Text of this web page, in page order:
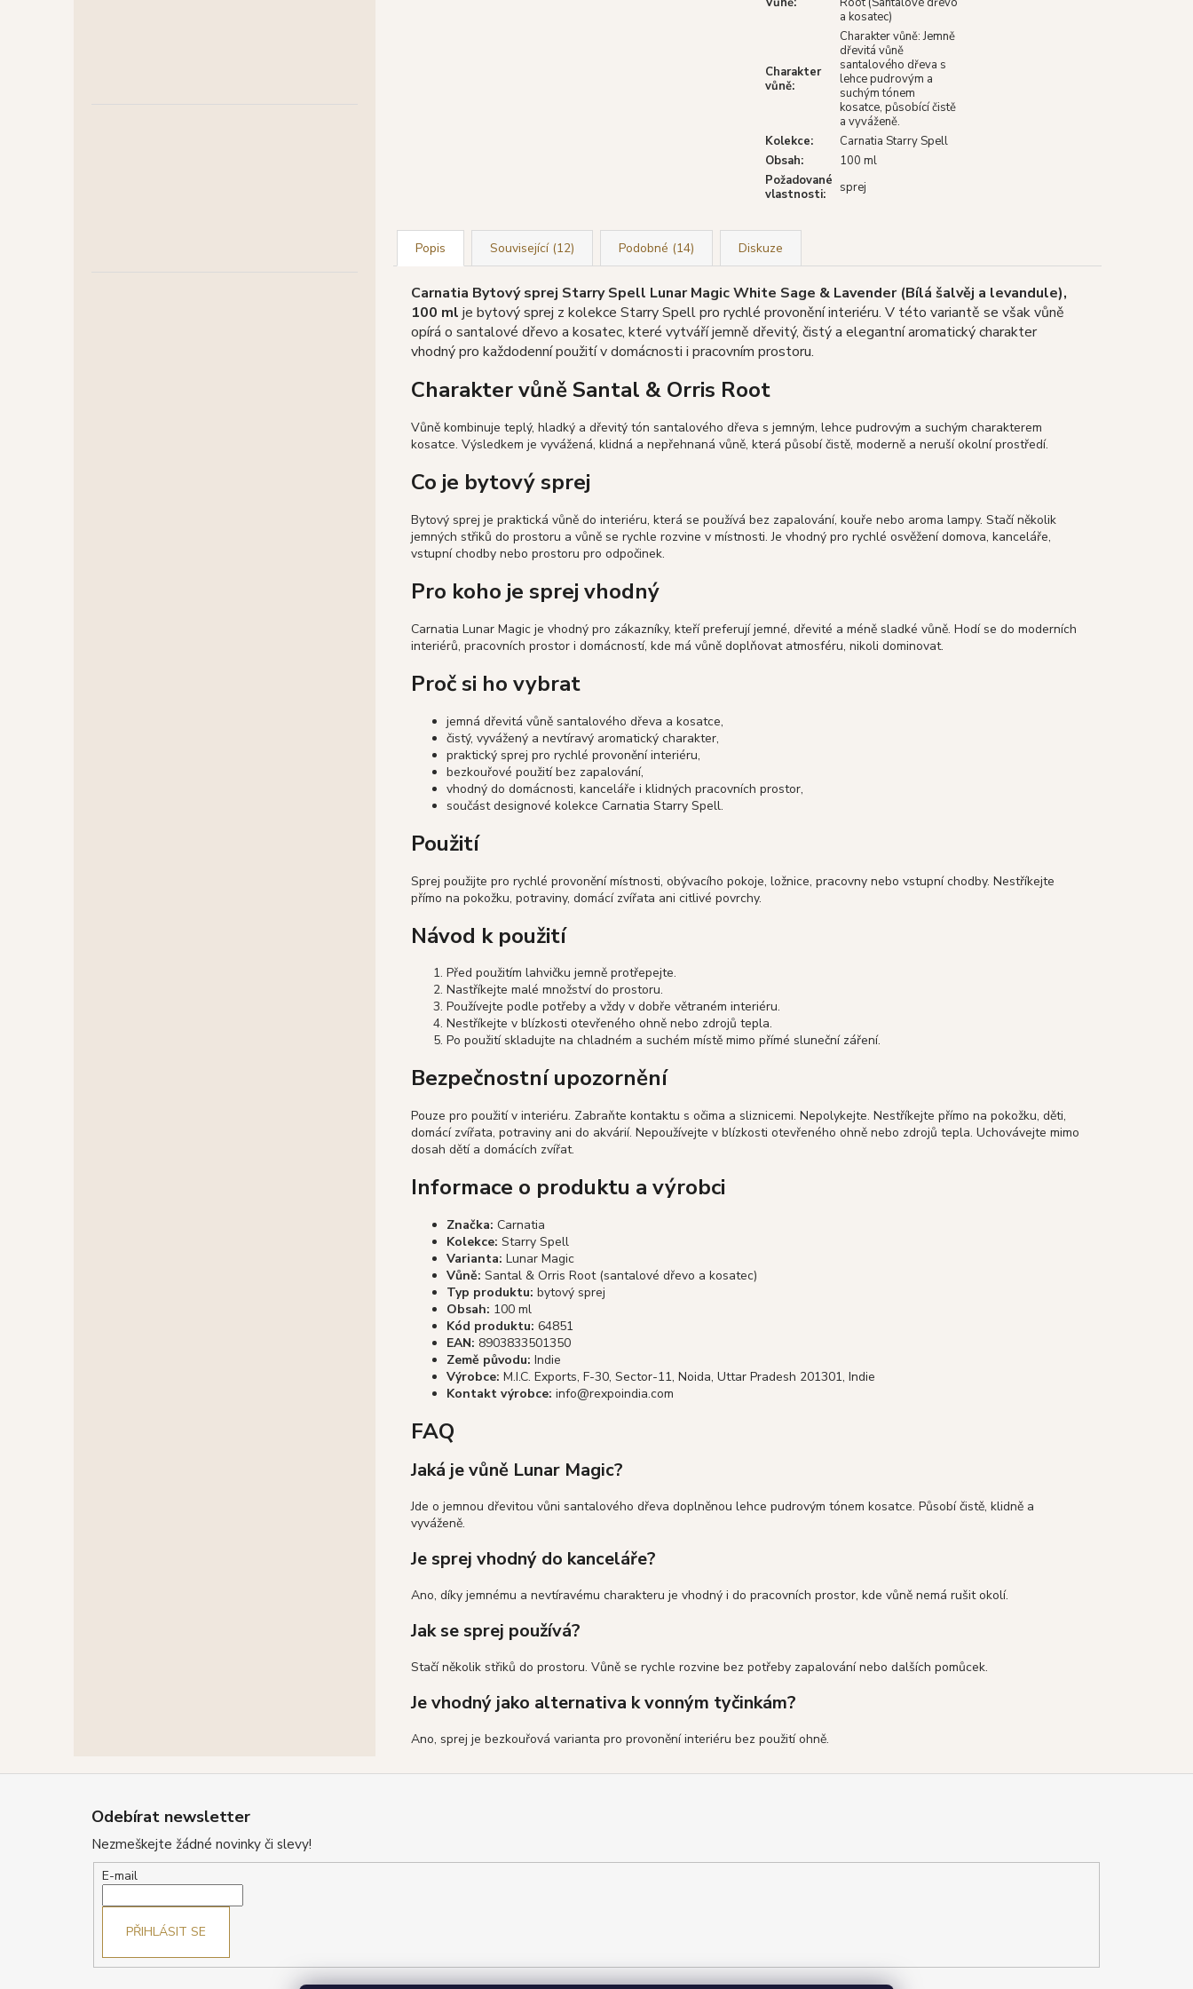
a kosatec)
Charakter
vůně:
Charakter vůně: Jemně
dřevitá vůně
santalového dřeva s
lehce pudrovým a
suchým tónem
kosatce, působící čistě
a vyváženě.
Kolekce:
Carnatia Starry Spell
Obsah:
100 ml
Požadované
vlastnosti: sprej
Popis Související (12) Podobné (14) Diskuze
Carnatia Bytový sprej Starry Spell Lunar Magic White Sage & Lavender (Bílá šalvěj a levandule),
100 ml je bytový sprej z kolekce Starry Spell pro rychlé provonění interiéru. V této variantě se však vůně
opírá o santalové dřevo a kosatec, které vytváří jemně dřevitý, čistý a elegantní aromatický charakter
vhodný pro každodenní použití v domácnosti i pracovním prostoru.
Charakter vůně Santal & Orris Root
Vůně kombinuje teplý, hladký a dřevitý tón santalového dřeva s jemným, lehce pudrovým a suchým charakterem
kosatce. Výsledkem je vyvážená, klidná a nepřehnaná vůně, která působí čistě, moderně a neruší okolní prostředí.
Co je bytový sprej
Bytový sprej je praktická vůně do interiéru, která se používá bez zapalování, kouře nebo aroma lampy. Stačí několik
jemných střiků do prostoru a vůně se rychle rozvine v místnosti. Je vhodný pro rychlé osvěžení domova, kanceláře,
vstupní chodby nebo prostoru pro odpočinek.
Pro koho je sprej vhodný
Carnatia Lunar Magic je vhodný pro zákazníky, kteří preferují jemné, dřevité a méně sladké vůně. Hodí se do moderních
interiérů, pracovních prostor i domácností, kde má vůně doplňovat atmosféru, nikoli dominovat.
Proč si ho vybrat
jemná dřevitá vůně santalového dřeva a kosatce,
čistý, vyvážený a nevtíravý aromatický charakter,
praktický sprej pro rychlé provonění interiéru,
bezkouřové použití bez zapalování,
vhodný do domácnosti, kanceláře i klidných pracovních prostor,
součást designové kolekce Carnatia Starry Spell.
Použití
Sprej použijte pro rychlé provonění místnosti, obývacího pokoje, ložnice, pracovny nebo vstupní chodby. Nestříkejte
přímo na pokožku, potraviny, domácí zvířata ani citlivé povrchy.
Návod k použití
Před použitím lahvičku jemně protřepejte.
Nastříkejte malé množství do prostoru.
Používejte podle potřeby a vždy v dobře větraném interiéru.
Nestříkejte v blízkosti otevřeného ohně nebo zdrojů tepla.
Po použití skladujte na chladném a suchém místě mimo přímé sluneční záření.
Bezpečnostní upozornění
Pouze pro použití v interiéru. Zabraňte kontaktu s očima a sliznicemi. Nepolykejte. Nestříkejte přímo na pokožku, děti,
domácí zvířata, potraviny ani do akvárií. Nepoužívejte v blízkosti otevřeného ohně nebo zdrojů tepla. Uchovávejte mimo
dosah dětí a domácích zvířat.
Informace o produktu a výrobci
Značka: Carnatia
Kolekce: Starry Spell
Varianta: Lunar Magic
Vůně: Santal & Orris Root (santalové dřevo a kosatec)
Typ produktu: bytový sprej
Obsah: 100 ml
Kód produktu: 64851
EAN: 8903833501350
Země původu: Indie
Výrobce: M.I.C. Exports, F-30, Sector-11, Noida, Uttar Pradesh 201301, Indie
Kontakt výrobce: info@rexpoindia.com
FAQ
Jaká je vůně Lunar Magic?
Jde o jemnou dřevitou vůni santalového dřeva doplněnou lehce pudrovým tónem kosatce. Působí čistě, klidně a
vyváženě.
Je sprej vhodný do kanceláře?
Ano, díky jemnému a nevtíravému charakteru je vhodný i do pracovních prostor, kde vůně nemá rušit okolí.
Jak se sprej používá?
Stačí několik střiků do prostoru. Vůně se rychle rozvine bez potřeby zapalování nebo dalších pomůcek.
Je vhodný jako alternativa k vonným tyčinkám?
Ano, sprej je bezkouřová varianta pro provonění interiéru bez použití ohně.
Odebírat newsletter
Nezmeškejte žádné novinky či slevy!
E-mail
PŘIHLÁSIT SE